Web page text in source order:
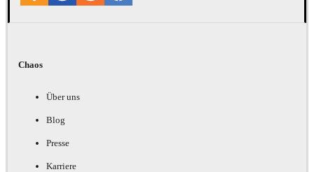
Chaos
Über uns
Blog
Presse
Karriere